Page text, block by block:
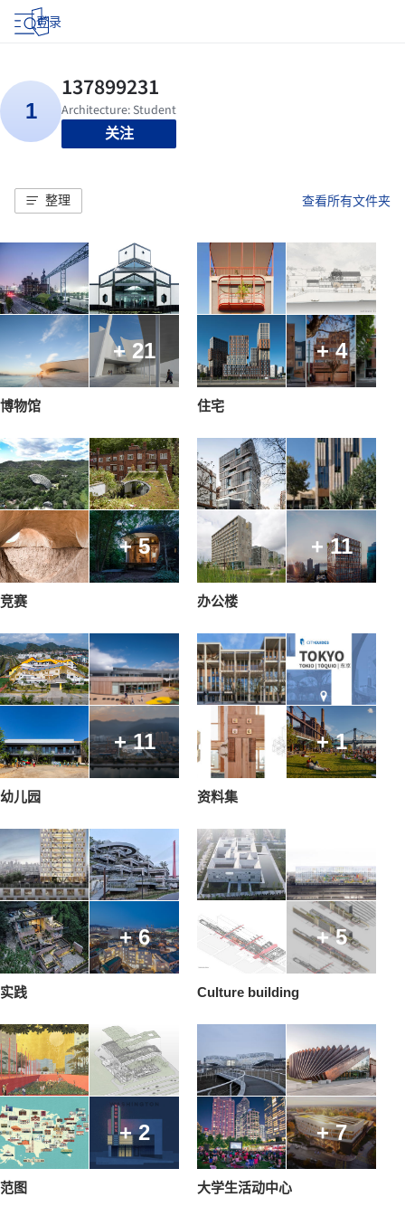
登录
关注
整理 查看所有文件夹
+ 21
博物馆
+ 4
住宅
+ 5
竞赛
+ 11
办公楼
+ 11
幼儿园
+ 1
资料集
+ 6
实践
+ 5
Culture building
+ 2
范图
+ 7
大学生活动中心